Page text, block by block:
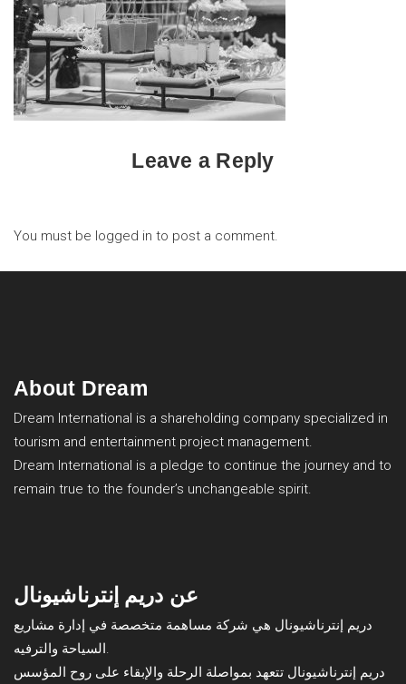
Leave a Reply
You must be logged in to post a comment.
About Dream
Dream International is a shareholding company specialized in
tourism and entertainment project management.
Dream International is a pledge to continue the journey and to
remain true to the founder’s unchangeable spirit.
عن دريم إنترناشيونال
دريم إنترناشيونال هي شركة مساهمة متخصصة في إدارة مشاريع
السياحة والترفيه.
دريم إنترناشيونال تتعهد بمواصلة الرحلة والإبقاء على روح المؤسس